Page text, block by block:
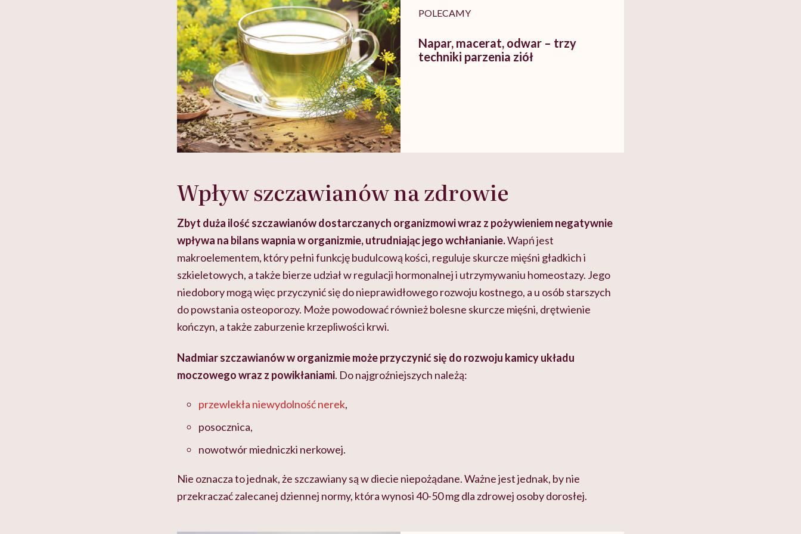
POLECAMY
Napar, macerat, odwar – trzy
techniki parzenia ziół
Wpływ szczawianów na zdrowie
Zbyt duża ilość szczawianów dostarczanych organizmowi wraz z pożywieniem negatywnie
wpływa na bilans wapnia w organizmie, utrudniając jego wchłanianie.Wapń jest
makroelementem, który pełni funkcję budulcową kości, reguluje skurcze mięśni gładkich i
szkieletowych, a także bierze udział w regulacji hormonalnej i utrzymywaniu homeostazy. Jego
niedobory mogą więc przyczynić się do nieprawidłowego rozwoju kostnego, a u osób starszych
do powstania osteoporozy. Może powodować również bolesne skurcze mięśni, drętwienie
kończyn, a także zaburzenie krzepliwości krwi.
Nadmiar szczawianów w organizmie może przyczynić się do rozwoju kamicy układu
moczowego wraz z powikłaniami. Do najgroźniejszych należą:
przewlekła niewydolność nerek,
posocznica,
nowotwór miedniczki nerkowej.
Nie oznacza to jednak, że szczawiany są w diecie niepożądane. Ważne jest jednak, by nie
przekraczać zalecanej dziennej normy, która wynosi 40-50 mg dla zdrowej osoby dorosłej.